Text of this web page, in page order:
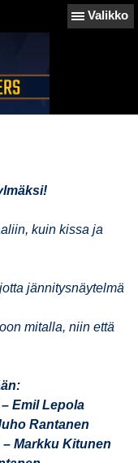
Valikko
kuin kissa ja
jännitysnäytelmä
mitalla, niin että
Emil Lepola
Rantanen
– Markku Kitunen